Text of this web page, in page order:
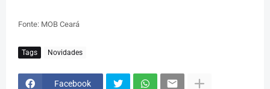
Fonte: MOB Ceará
Tags Novidades
Facebook